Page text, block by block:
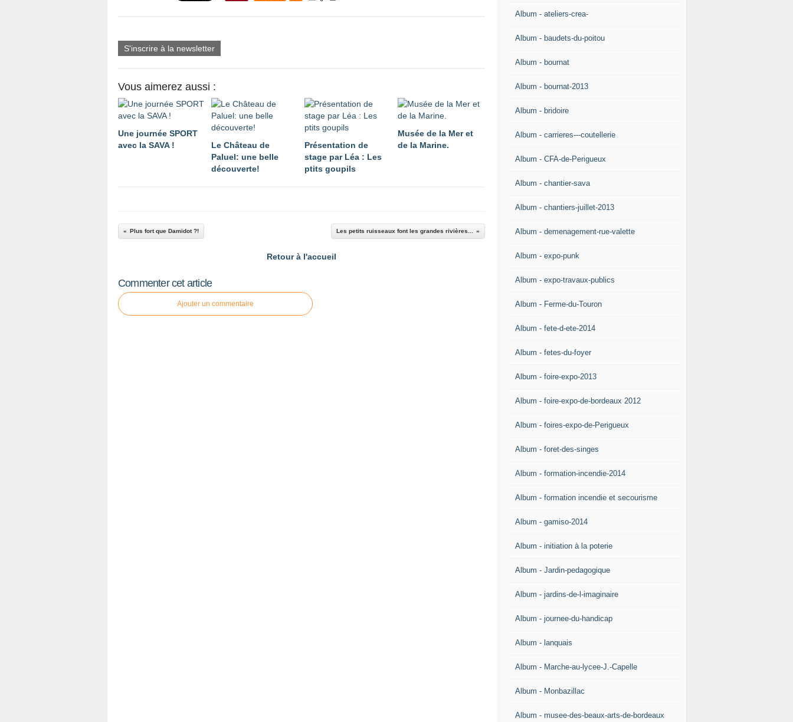
S'inscrire à la newsletter
Vous aimerez aussi :
Une journée SPORT
avec la SAVA !
Le Château de
Paluel: une belle
découverte!
Présentation de
stage par Léa : Les
ptits goupils
Musée de la Mer et
de la Marine.
Plus fort que Damidot ?! Les petits ruisseaux font les grandes rivières...
Retour à l'accueil
Commenter cet article
Ajouter un commentaire
Album - ateliers-crea-
Album - baudets-du-poitou
Album - bournat
Album - bournat-2013
Album - bridoire
Album - carrieres---coutellerie
Album - CFA-de-Perigueux
Album - chantier-sava
Album - chantiers-juillet-2013
Album - demenagement-rue-valette
Album - expo-punk
Album - expo-travaux-publics
Album - Ferme-du-Touron
Album - fete-d-ete-2014
Album - fetes-du-foyer
Album - foire-expo-2013
Album - foire-expo-de-bordeaux 2012
Album - foires-expo-de-Perigueux
Album - foret-des-singes
Album - formation-incendie-2014
Album - formation incendie et secourisme
Album - gamiso-2014
Album - initiation à la poterie
Album - Jardin-pedagogique
Album - jardins-de-l-imaginaire
Album - journee-du-handicap
Album - lanquais
Album - Marche-au-lycee-J.-Capelle
Album - Monbazillac
Album - musee-des-beaux-arts-de-bordeaux